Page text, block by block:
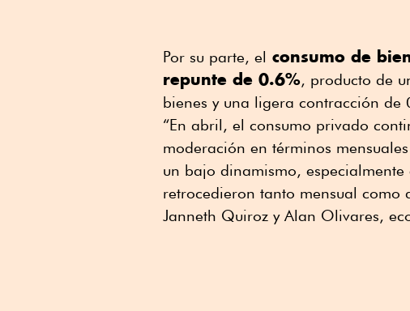
Por su parte, el consumo de
repunte de 0.6%, producto de
bienes y una ligera contracción de
“En abril, el consumo privado
moderación en términos
un bajo dinamismo,
retrocedieron tanto mensual como
Janneth Quiroz y Alan Olivares,